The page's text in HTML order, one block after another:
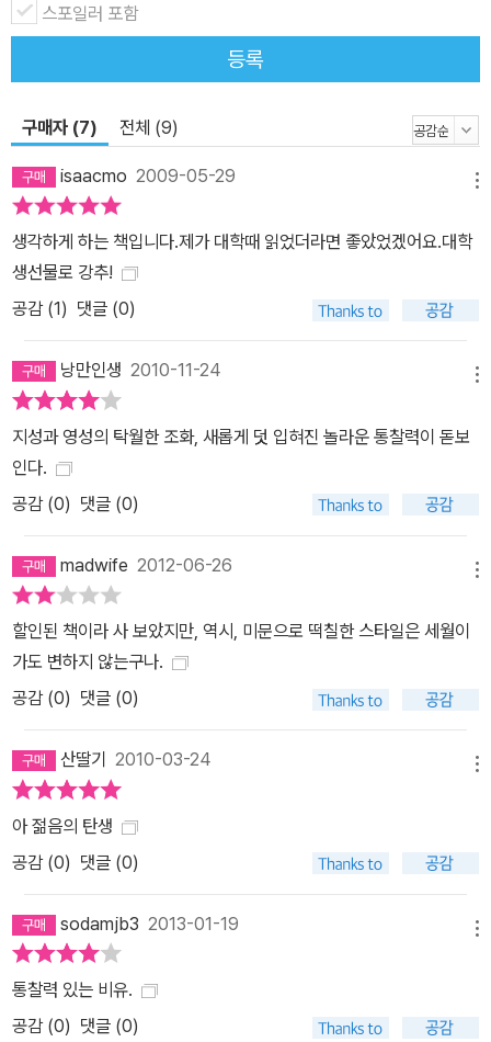
로 선택하라는 말을 전하고 싶을 따름이다.” 저자는 젊은이들에게
“그러니, 이리로 가라!”고 길을 정해주지 않는다. 다만 여러 가지 가능
성의 길이 있음을 알자고 말할 뿐이다. 그 가능성을 향해 어떤 노력이
꿈을 꾸었던 자’의 입장에서 ‘다음 꿈을 이룰 자’들에게 넌지시 안내할
뿐이다. [책의 구성적 특징] 이 책은 전무후무한 형식과 내용을 가지
고 태어난 책이다. 그것은 이어령 특유의 지적체계가 촉발시킨 자연
스러운 구조화 과정에서 만들어진 것이다. 그동안 독창적 사유를 펼
쳐온 수많은 학자들은 먼저 내용을 고민하고 이것을 어떤 형식 속에
다음, 그 형식에 의해 규정된 내용을 만들어내는 것이 일반적이었다.
모두가 부분인 통합다발적 사고, 다시 말해 선후나 좌우의 개념을 삭
제하고 그것을 동시에 실행한 초유의 창조적 실험을 감행한다. 그동
안 우리가 읽어온 수없이 많은 자기계발류의 책들 중 형식과 내용, 양
측면에서 이만한 독창적 사유구조를 구현시킨 책은 없었다. 형식과
내용의 엄밀한 융합을 시도하면서 거기에서 추출된 필연적인 창조성
의 사유를 매혹적인 언어로 설득력 있게 제시하고 있는 것. 그 강렬한
멘토십. 우리가 이 책을 가리켜 전무후무한 책이라 말하는 것은 바로
이와 같은 맥락에서이다. 이 책은 하나의 특별한 도형 속에서 이른바
‘창조지성’의 아홉 가지 키워드를 실타래 뽑듯 뽑아 차례차례로 다음
도형이 갖는 의미의 컨텍스트와 연계시키고 있다. 모두 아홉 개의 도
형 속에 내재적으로 담긴 창조지성의 키워드는 그것에 맞춤한 흥미로
낸다. 이 의미체계는 따로 분산되거나 독립되어 있지 않고 서로 기대
고 섞이고 혼융되는 과정에서 놀라운 창조지성의 자기증식과 자가수
체를 변증법적으로 반복하면서(이것이 이어령이 말하는 새로운 변증
법이다) 가장 설득력 있는 배열을 통해 하나의 구조체계를 만들어내
에 머물지 말고 양력과 방향성을 갖고 날 것을 주문하고, 이어서 두 번
째 도형인 ‘물음느낌표’를 통해서는, 의문과 감탄을 한몸에 품고 물으
면서 동시에 행동하는 지성이 될 것을 주문하고 있다. 이와 같은 의미
의 연관은, 비유하자면 위치에너지를 운동에너지로 치환시키는 물리
스포일러 포함
등록
구매자 (7) 전체 (9)
isaacmo 2009-05-29
생각하게 하는 책입니다.제가 대학때 읽었더라면 좋았었겠어요.대학
생선물로 강추!
공감 (1) 댓글 (0)
낭만인생 2010-11-24
지성과 영성의 탁월한 조화, 새롭게 덧 입혀진 놀라운 통찰력이 돋보
인다.
공감 (0) 댓글 (0)
madwife 2012-06-26
할인된 책이라 사 보았지만, 역시, 미문으로 떡칠한 스타일은 세월이
가도 변하지 않는구나.
공감 (0) 댓글 (0)
산딸기 2010-03-24
아 젊음의 탄생
공감 (0) 댓글 (0)
sodamjb3 2013-01-19
통찰력 있는 비유.
공감 (0) 댓글 (0)